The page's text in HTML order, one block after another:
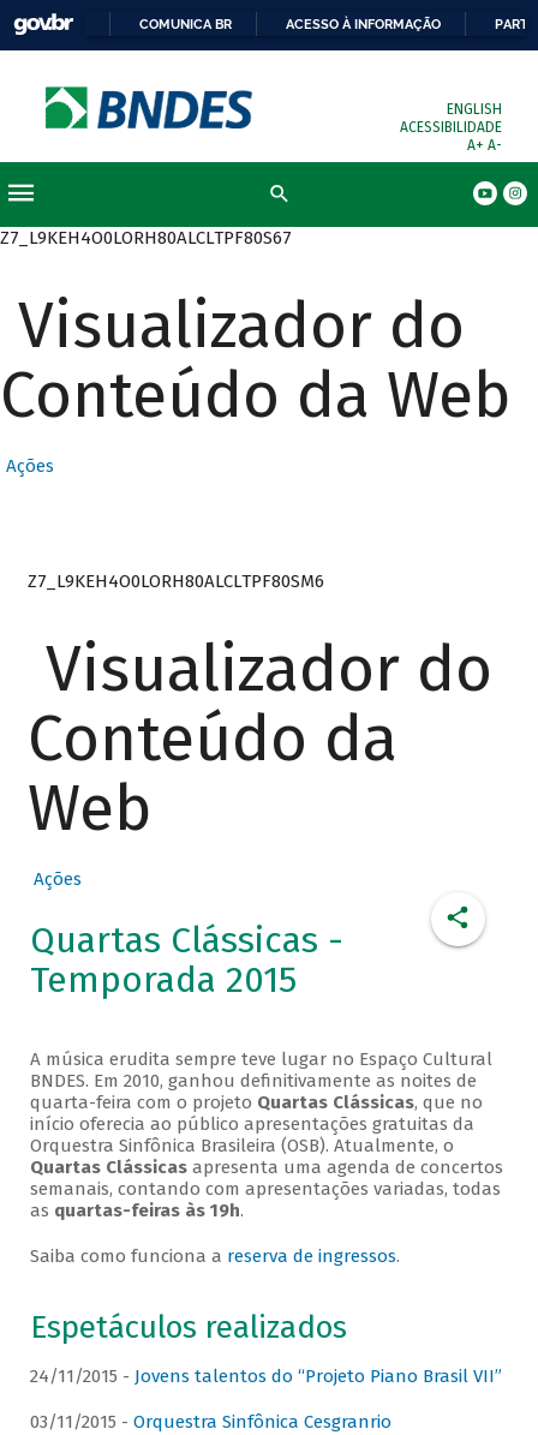
COMUNICA BR ACESSO À INFORMAÇÃO
ENGLISH
ACESSIBILIDADE
A+ A-
Z7_L9KEH4O0LORH80ALCLTPF80S67
Visualizador do
Conteúdo da Web
Ações
Z7_L9KEH4O0LORH80ALCLTPF80SM6
Visualizador do
Conteúdo da
Web
Ações
Quartas Clássicas -
Temporada 2015
A música erudita sempre teve lugar no Espaço Cultural
BNDES. Em 2010, ganhou definitivamente as noites de
quarta-feira com o projeto Quartas Clássicas, que no
início oferecia ao público apresentações gratuitas da
Orquestra Sinfônica Brasileira (OSB). Atualmente, o
Quartas Clássicasapresenta uma agenda de concertos
semanais, contando com apresentações variadas, todas
as quartas-feiras às 19h.
Saiba como funciona a reserva de ingressos.
Espetáculos realizados
24/11/2015 - Jovens talentos do “Projeto Piano Brasil VII”
03/11/2015 - Orquestra Sinfônica Cesgranrio